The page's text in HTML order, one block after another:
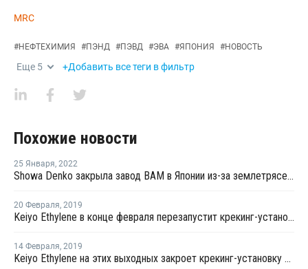
MRC
#НЕФТЕХИМИЯ #ПЭНД #ПЭВД #ЭВА #ЯПОНИЯ #НОВОСТЬ
Еще 5 +Добавить все теги в фильтр
Похожие новости
25 Января, 2022
Showa Denko закрыла завод ВАМ в Японии из-за землетрясения
20 Февраля, 2019
Keiyo Ethylene в конце февраля перезапустит крекинг-установку в Тибе после ремонта
14 Февраля, 2019
Keiyo Ethylene на этих выходных закроет крекинг-установку в Тибе на ремонт